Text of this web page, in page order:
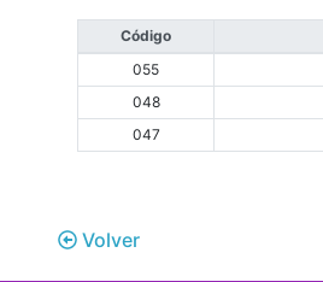
Código
055
048
047
Volver